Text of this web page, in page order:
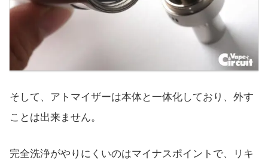
そして、アトマイザーは本体と一体化しており、外す
ことは出来ません。
完全洗浄がやりにくいのはマイナスポイントで、リキ